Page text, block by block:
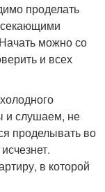
проделать
можно со
и всех
и слушаем, не
проделывать во
в которой